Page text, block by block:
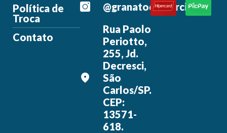
Política de
Troca
Contato
@granatocomercial
Rua Paolo
Periotto,
255, Jd.
Decresci,
São
Carlos/SP.
CEP:
13571-
618.